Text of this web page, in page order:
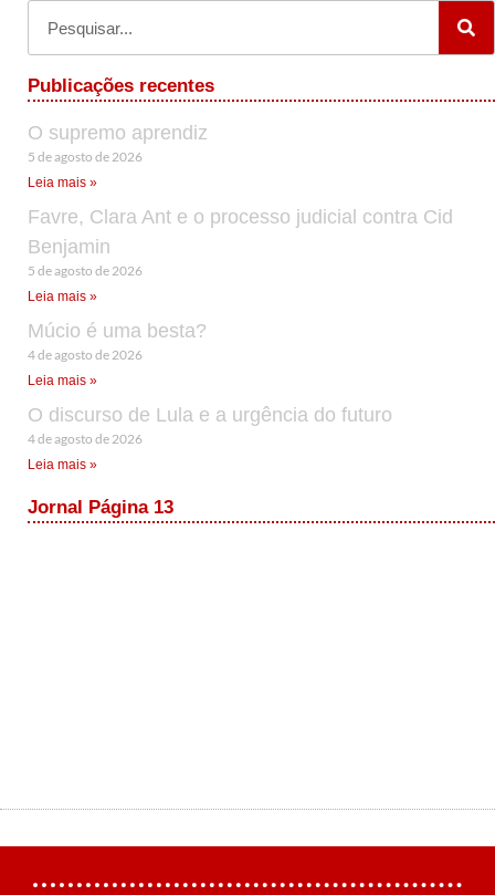
Publicações recentes
O supremo aprendiz
5 de agosto de 2026
Leia mais »
Favre, Clara Ant e o processo judicial contra Cid
Benjamin
5 de agosto de 2026
Leia mais »
Múcio é uma besta?
4 de agosto de 2026
Leia mais »
O discurso de Lula e a urgência do futuro
4 de agosto de 2026
Leia mais »
Jornal Página 13